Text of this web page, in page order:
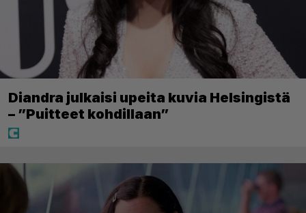
Diandra julkaisi upeita kuvia Helsingistä
– ”Puitteet kohdillaan”